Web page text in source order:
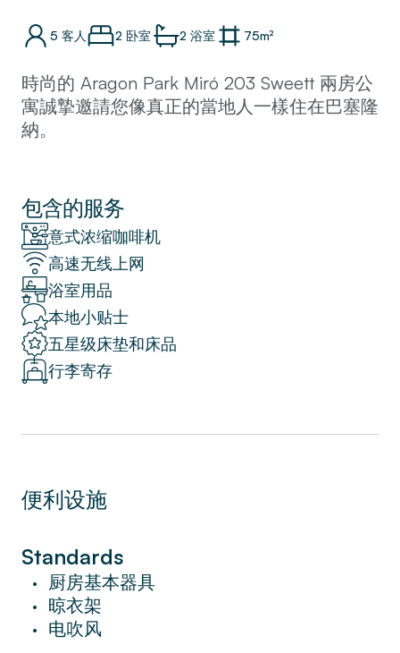
5 客人 2 卧室 2 浴室 75m²
時尚的 Aragon Park Miró 203 Sweett 兩房公
寓誠摯邀請您像真正的當地人一樣住在巴塞隆
納。
非常適合家庭烹飪。
位於胡安米羅公園正對面，您可以充分沉浸在
當地的自然和文化中。 這座寬敞的公園以其
令人愉悅的漫步和非凡的雕塑而聞名。 此
外，您還會發現許多當地餐廳和咖啡館。
飯店位於市中心，您可以欣賞當地的建築，並
輕鬆漫步至宏偉的西班牙廣場 (Plaça
d'Espanya)。
高級設施包括免費無線網路、有線電視、高級
這間高檔度假公寓是遊覽當地景點一整天後放
Miró 203 Sweett 兩房公寓誠摯邀請您像真正
的當地人一樣住在巴塞隆納。
我們的室內設計師精心裝飾了這個地方，並為
其賦予了清新的現代外觀。 廚房設備齊全，
非常適合家庭烹飪。
包含的服务
意式浓缩咖啡机
高速无线上网
浴室用品
本地小贴士
五星级床垫和床品
行李寄存
便利设施
Standards
• 厨房基本器具
• 晾衣架
• 电吹风